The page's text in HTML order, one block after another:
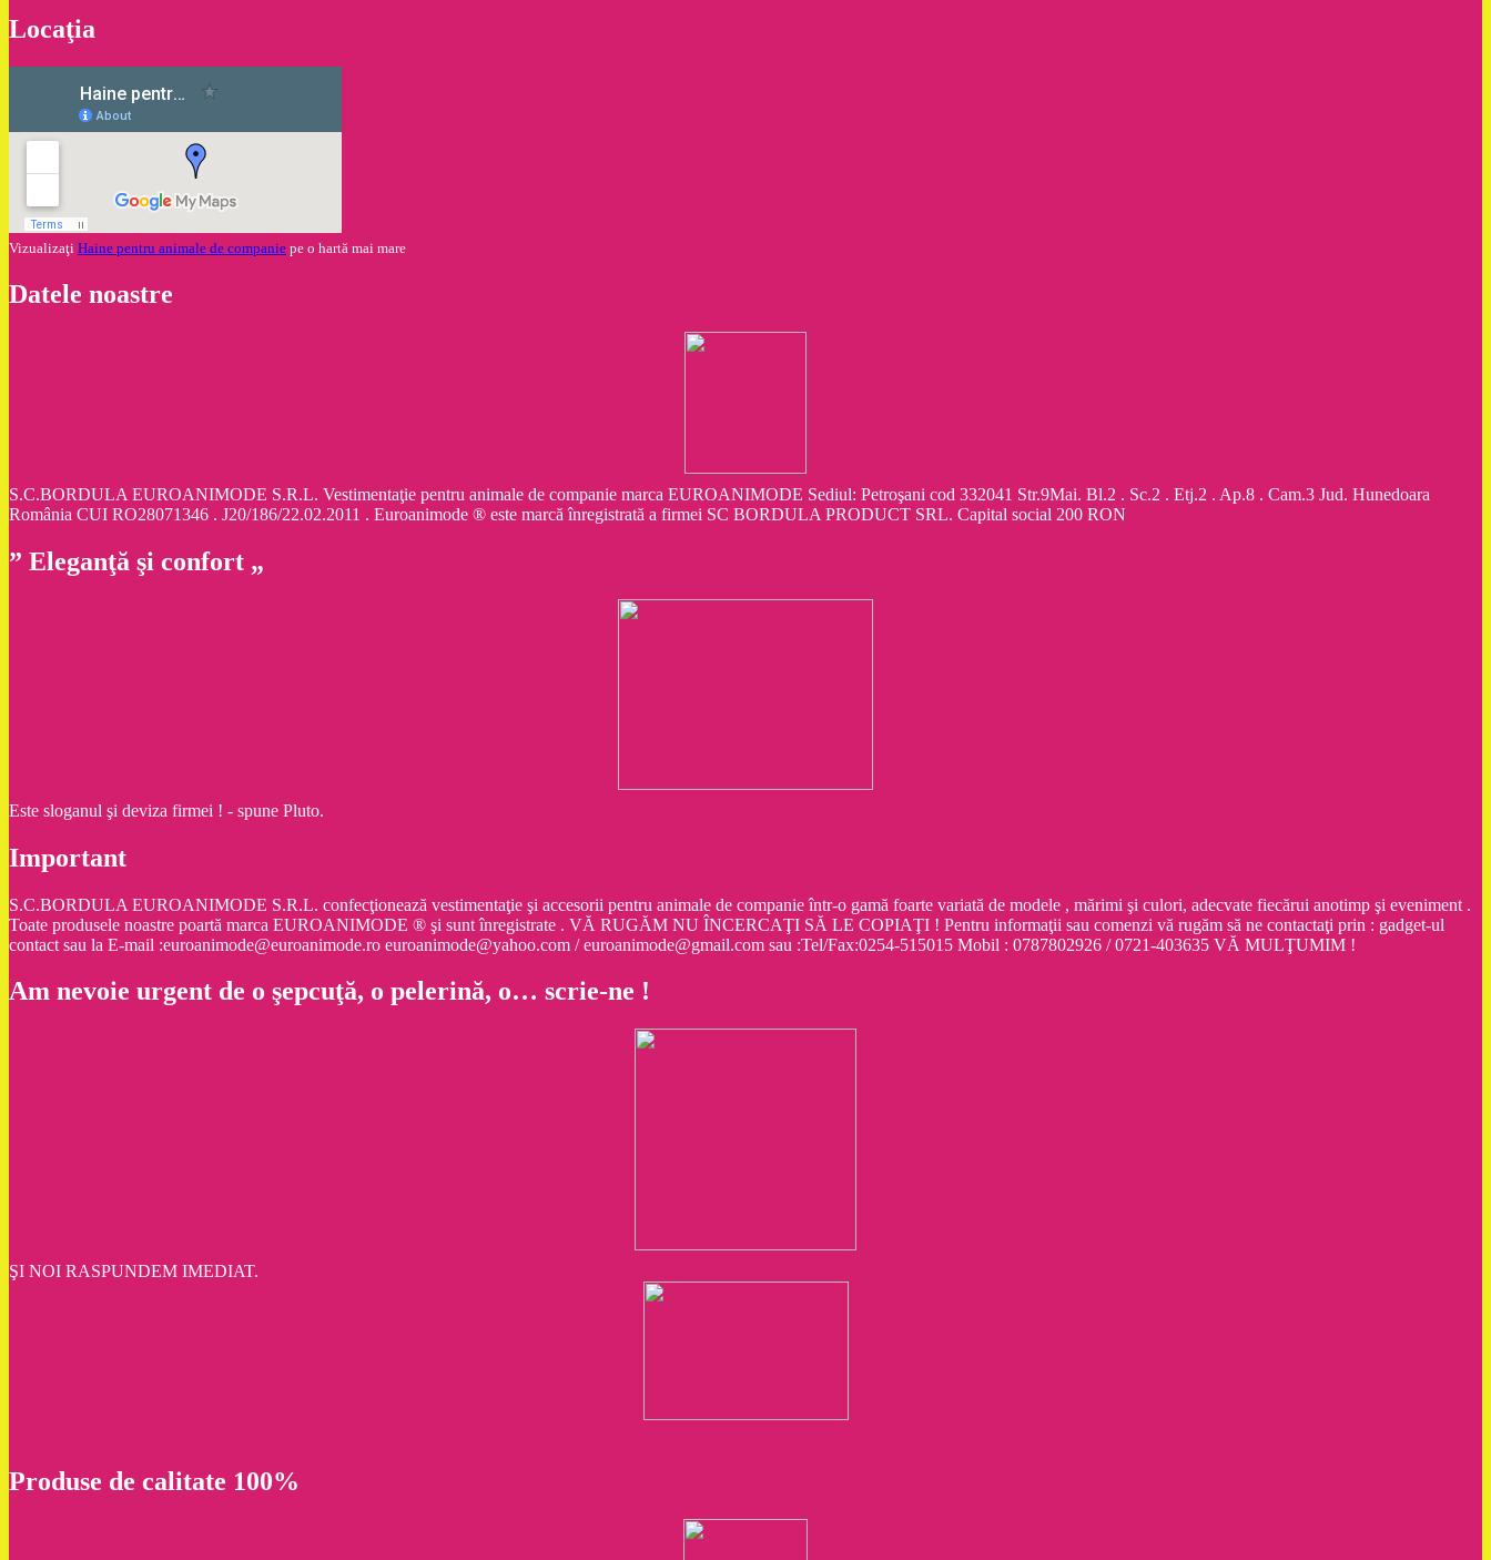
Locaţia
Vizualizaţi Haine pentru animale de companie pe o hartă mai mare
Datele noastre
S.C.BORDULA EUROANIMODE S.R.L. Vestimentaţie pentru animale de companie marca EUROANIMODE Sediul: Petroşani cod 332041 Str.9Mai. Bl.2 . Sc.2 . Etj.2 . Ap.8 . Cam.3 Jud. Hunedoara
România CUI RO28071346 . J20/186/22.02.2011 . Euroanimode ® este marcă înregistrată a firmei SC BORDULA PRODUCT SRL. Capital social 200 RON
” Eleganţă şi confort „
Este sloganul şi deviza firmei ! - spune Pluto.
Important
S.C.BORDULA EUROANIMODE S.R.L. confecţionează vestimentaţie şi accesorii pentru animale de companie într-o gamă foarte variată de modele , mărimi şi culori, adecvate fiecărui anotimp şi eveniment .
Toate produsele noastre poartă marca EUROANIMODE ® şi sunt înregistrate . VĂ RUGĂM NU ÎNCERCAŢI SĂ LE COPIAŢI ! Pentru informaţii sau comenzi vă rugăm să ne contactaţi prin : gadget-ul
contact sau la E-mail :euroanimode@euroanimode.ro euroanimode@yahoo.com / euroanimode@gmail.com sau :Tel/Fax:0254-515015 Mobil : 0787802926 / 0721-403635 VĂ MULŢUMIM !
Am nevoie urgent de o şepcuţă, o pelerină, o… scrie-ne !
ŞI NOI RASPUNDEM IMEDIAT.
Produse de calitate 100%